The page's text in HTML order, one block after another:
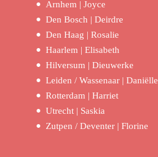
Arnhem | Joyce
Den Bosch | Deirdre
Den Haag | Rosalie
Haarlem | Elisabeth
Hilversum | Dieuwerke
Leiden / Wassenaar | Daniëlle
Rotterdam | Harriet
Utrecht | Saskia
Zutpen / Deventer | Florine